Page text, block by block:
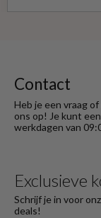
Contact
Heb je een vraag
ons op! Je kunt
werkdagen van
Exclusieve
Schrijf je in voor
deals!